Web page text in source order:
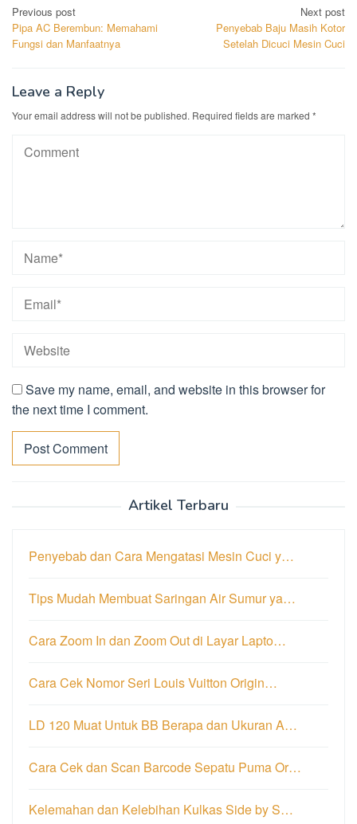
Post
navigation
Previous post
Pipa AC Berembun: Memahami
Fungsi dan Manfaatnya
Next post
Penyebab Baju Masih Kotor
Setelah Dicuci Mesin Cuci
Leave a Reply
Your email address will not be published. Required fields are marked *
Save my name, email, and website in this browser for
the next time I comment.
Artikel Terbaru
Penyebab dan Cara Mengatasi Mesin Cuci y…
Tips Mudah Membuat Saringan Air Sumur ya…
Cara Zoom In dan Zoom Out di Layar Lapto…
Cara Cek Nomor Seri Louis Vuitton Origin…
LD 120 Muat Untuk BB Berapa dan Ukuran A…
Cara Cek dan Scan Barcode Sepatu Puma Or…
Kelemahan dan Kelebihan Kulkas Side by S…